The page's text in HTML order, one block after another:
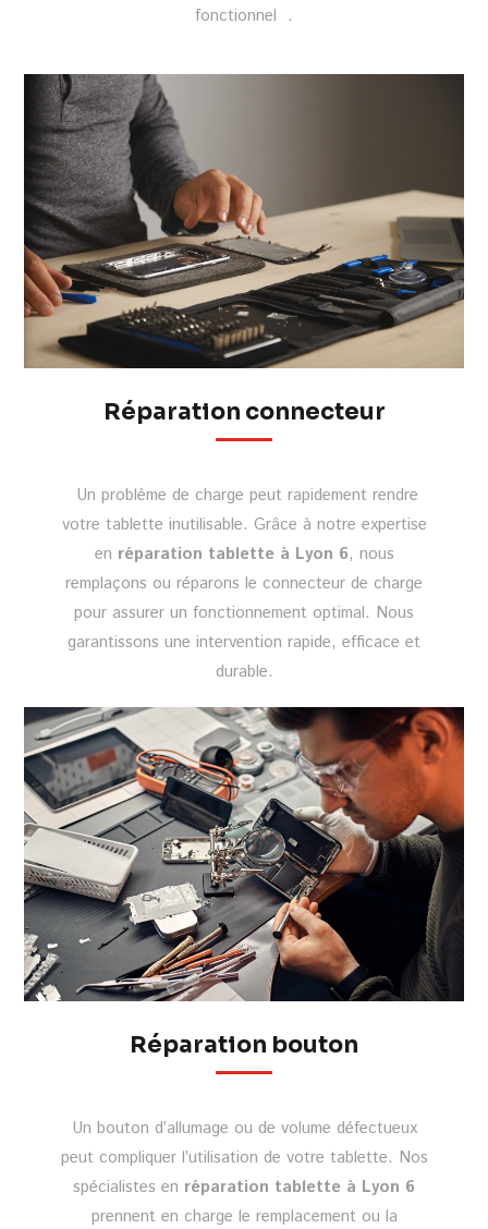
fonctionnel .
Réparation connecteur
Un problème de charge peut rapidement rendre
votre tablette inutilisable. Grâce à notre expertise
en réparation tablette à Lyon 6, nous
remplaçons ou réparons le connecteur de charge
pour assurer un fonctionnement optimal. Nous
garantissons une intervention rapide, efficace et
durable.
Réparation bouton
Un bouton d’allumage ou de volume défectueux
peut compliquer l’utilisation de votre tablette. Nos
spécialistes en réparation tablette à Lyon 6
prennent en charge le remplacement ou la